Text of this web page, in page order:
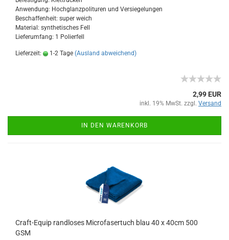
Anwendung: Hochglanzpolituren und Versiegelungen
Beschaffenheit: super weich
Material: synthetisches Fell
Lieferumfang: 1 Polierfell
Lieferzeit: 1-2 Tage (Ausland abweichend)
2,99 EUR
inkl. 19% MwSt. zzgl. Versand
IN DEN WARENKORB
Craft-Equip randloses Microfasertuch blau 40 x 40cm 500
GSM